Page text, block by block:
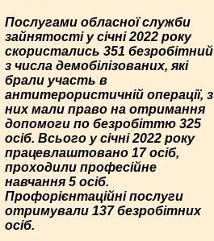
Послугами обласної служби
зайнятості у січні 2022 року
скористались 351 безробітний
з числа демобілізованих, які
брали участь в
антитерористичній операції, з
них мали право на отримання
допомоги по безробіттю 325
осіб. Всього у січні 2022 року
працевлаштовано 17 осіб,
проходили професійне
навчання 5 осіб.
Профорієнтаційні послуги
отримували 137 безробітних
осіб.